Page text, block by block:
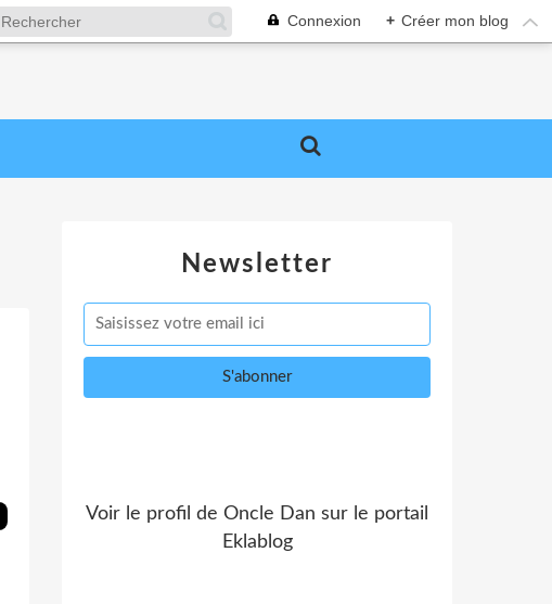
Connexion + Créer mon blog
Newsletter
Voir le profil de Oncle Dan sur le portail
Eklablog